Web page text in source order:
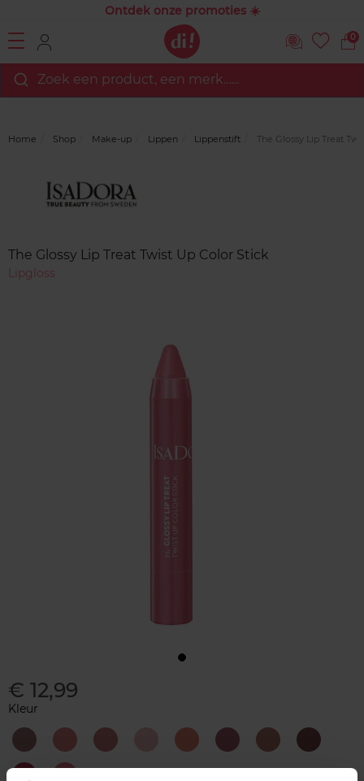
Ontdek onze promoties ☀️
0
Zoek een product, een merk…...
Home Shop Make-up Lippen Lippenstift The Glossy Lip Treat
The Glossy Lip Treat Twist Up Color Stick
Lipgloss
€ 12,99
Kleur
Bare
Belle
Beach
Peach
Beige
Rose
Coral
Sunset
Lovely
Lavender
Mocha
Dream
Raisin